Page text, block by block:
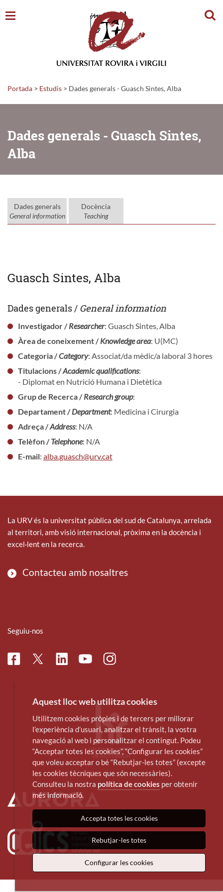
Portada > Estudis > Dades generals - Guasch Sintes, Alba
Dades generals - Guasch Sintes,
Alba
Dades generals
General information
Docència
Teaching
Guasch Sintes, Alba
Dades generals / General information
Investigador /Researcher: Guasch Sintes, Alba
Àrea de coneixement /Knowledge area: U(MC)
Categoria /Category: Associat/da mèdic/a laboral 3 hores
Titulacions /Academic qualifications:
- Diplomat en Nutrició Humana i Dietètica
Grup de Recerca /Research group:
Departament /Department: Medicina i Cirurgia
Adreça /Address: N/A
Telèfon /Telephone: N/A
E-mail: alba.guasch@urv.cat
La URV és la universitat pública del sud de Catalunya, arrelada
al territori, amb visió internacional, pròxima en la docència i
excel·lent en la recerca.
Contacteu amb nosaltres
Seguiu-nos
FacebookTwitterLinkedinYoutubeInstagram
Aquest lloc web utilitza cookies
Utilitzem cookies pròpies i de tercers per millorar
l’experiència d’usuari, analitzar el trànsit, la vostra
navegació al web i personalitzar el contingut. Podeu
“Acceptar totes les cookies”, “Configurar les cookies”
que voleu acceptar o bé “Rebutjar-les totes” (excepte
les cookies tècniques que són necessàries).
Consulteu la nostra política de cookies per obtenir
més informació.
Accepta totes les cookies
Rebutjar-les totes
Configurar les cookies